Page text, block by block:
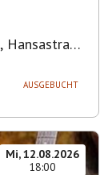
, Hansastraße
AUSGEBUCHT
Mi, 12.08.2026
18:00